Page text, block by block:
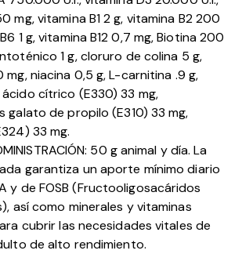
mg, vitamina B1 2 g, vitamina B2 200
1 g, vitamina B12 0,7 mg, Biotina 200
1 g, cloruro de colina 5 g,
mg, niacina 0,5 g, L-carnitina .9 g,
cítrico (E330) 33 mg,
galato de propilo (E310) 33 mg,
33 mg.
50 g animal y día. La
garantiza un aporte mínimo diario
y de FOSB (Fructooligosacáridos
así como minerales y vitaminas
cubrir las necesidades vitales de
de alto rendimiento.